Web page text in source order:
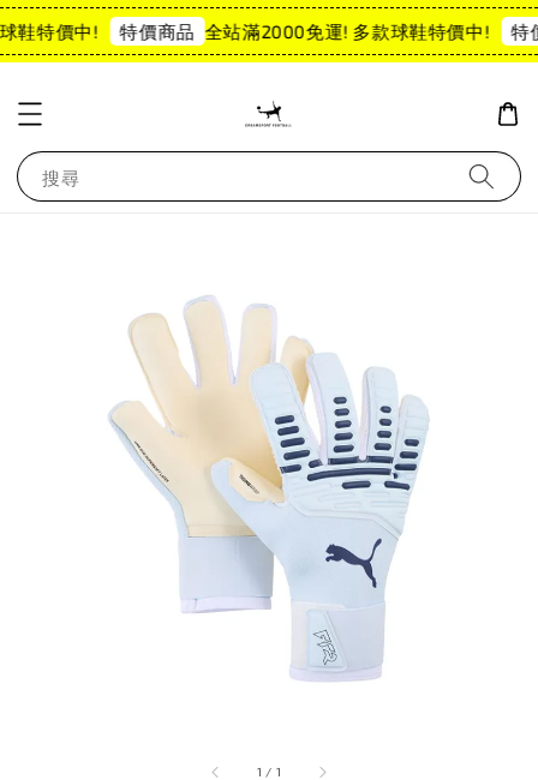
鞋特價中! 特價商品 全站滿2000免運! 多款球鞋特價中! 特
搜尋
1 / 1